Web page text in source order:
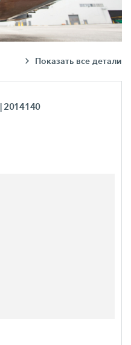
Показать все детали
| 2014140